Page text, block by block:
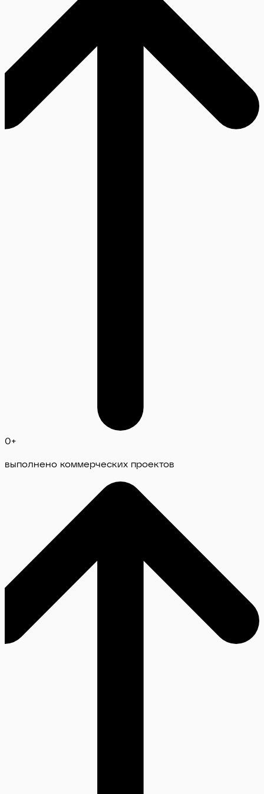
0+
выполнено коммерческих проектов